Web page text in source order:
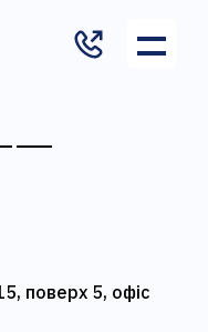
поверх 5, офіс